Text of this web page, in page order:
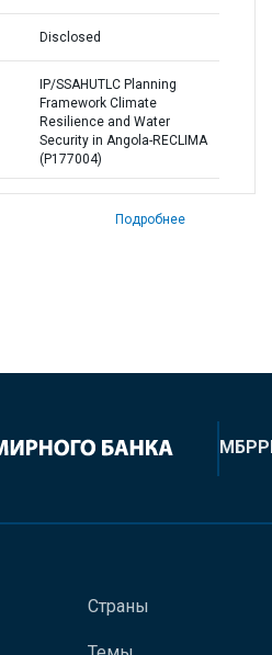
Disclosed
IP/SSAHUTLC Planning
Framework Climate
Resilience and Water
Security in Angola-RECLIMA
(P177004)
Подробнее
МБРР
Страны